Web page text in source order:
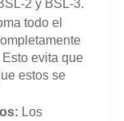
2 y BSL-3.
todo el
evita que
estos se
Los